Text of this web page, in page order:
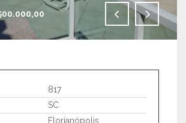
817
SC
Florianópolis